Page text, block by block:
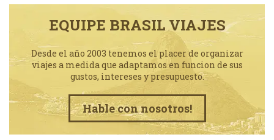
EQUIPE BRASIL VIAJES
Desde el año 2003 tenemos el placer de organizar
viajes a medida que adaptamos en funcion de sus
gustos, intereses y presupuesto.
Hable con nosotros!